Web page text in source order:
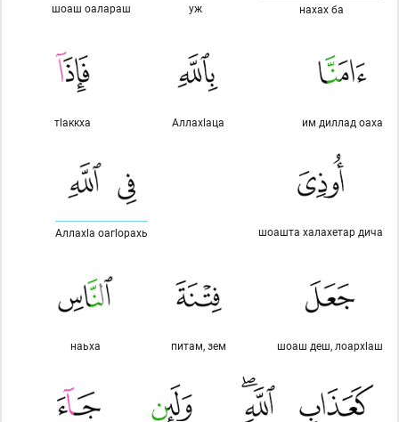
нахах ба
уж
шоаш оалараш
им диллад оаха
Аллахlаца
тlаккха
шоашта халахетар дича
Аллахlа оагlорахь
шоаш деш, лоархlаш
питам, зем
наьха